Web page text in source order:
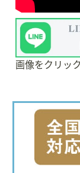
画像をクリッ